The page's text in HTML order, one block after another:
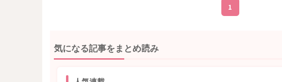
1
気になる記事をまとめ読み